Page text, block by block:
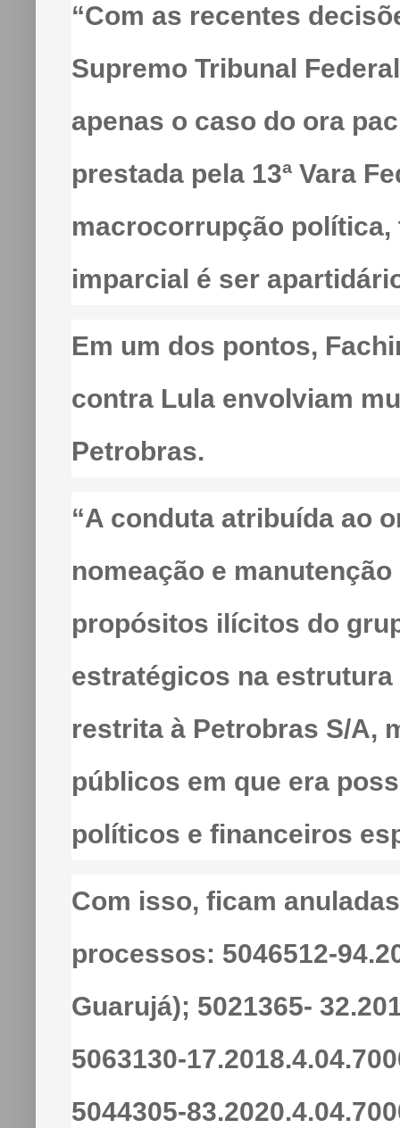
“Com as recentes
Supremo Tribunal
apenas o caso do ora
prestada pela 13ª Vara
macrocorrupção
imparcial é ser
Em um dos pontos,
contra Lula envolviam
Petrobras.
“A conduta atribuída ao
nomeação e
propósitos ilícitos do
estratégicos na estrutura
restrita à Petrobras S/A,
públicos em que era
políticos e financeiros
Com isso, ficam
processos: 5046512-
Guarujá); 5021365-
5063130-
5044305-